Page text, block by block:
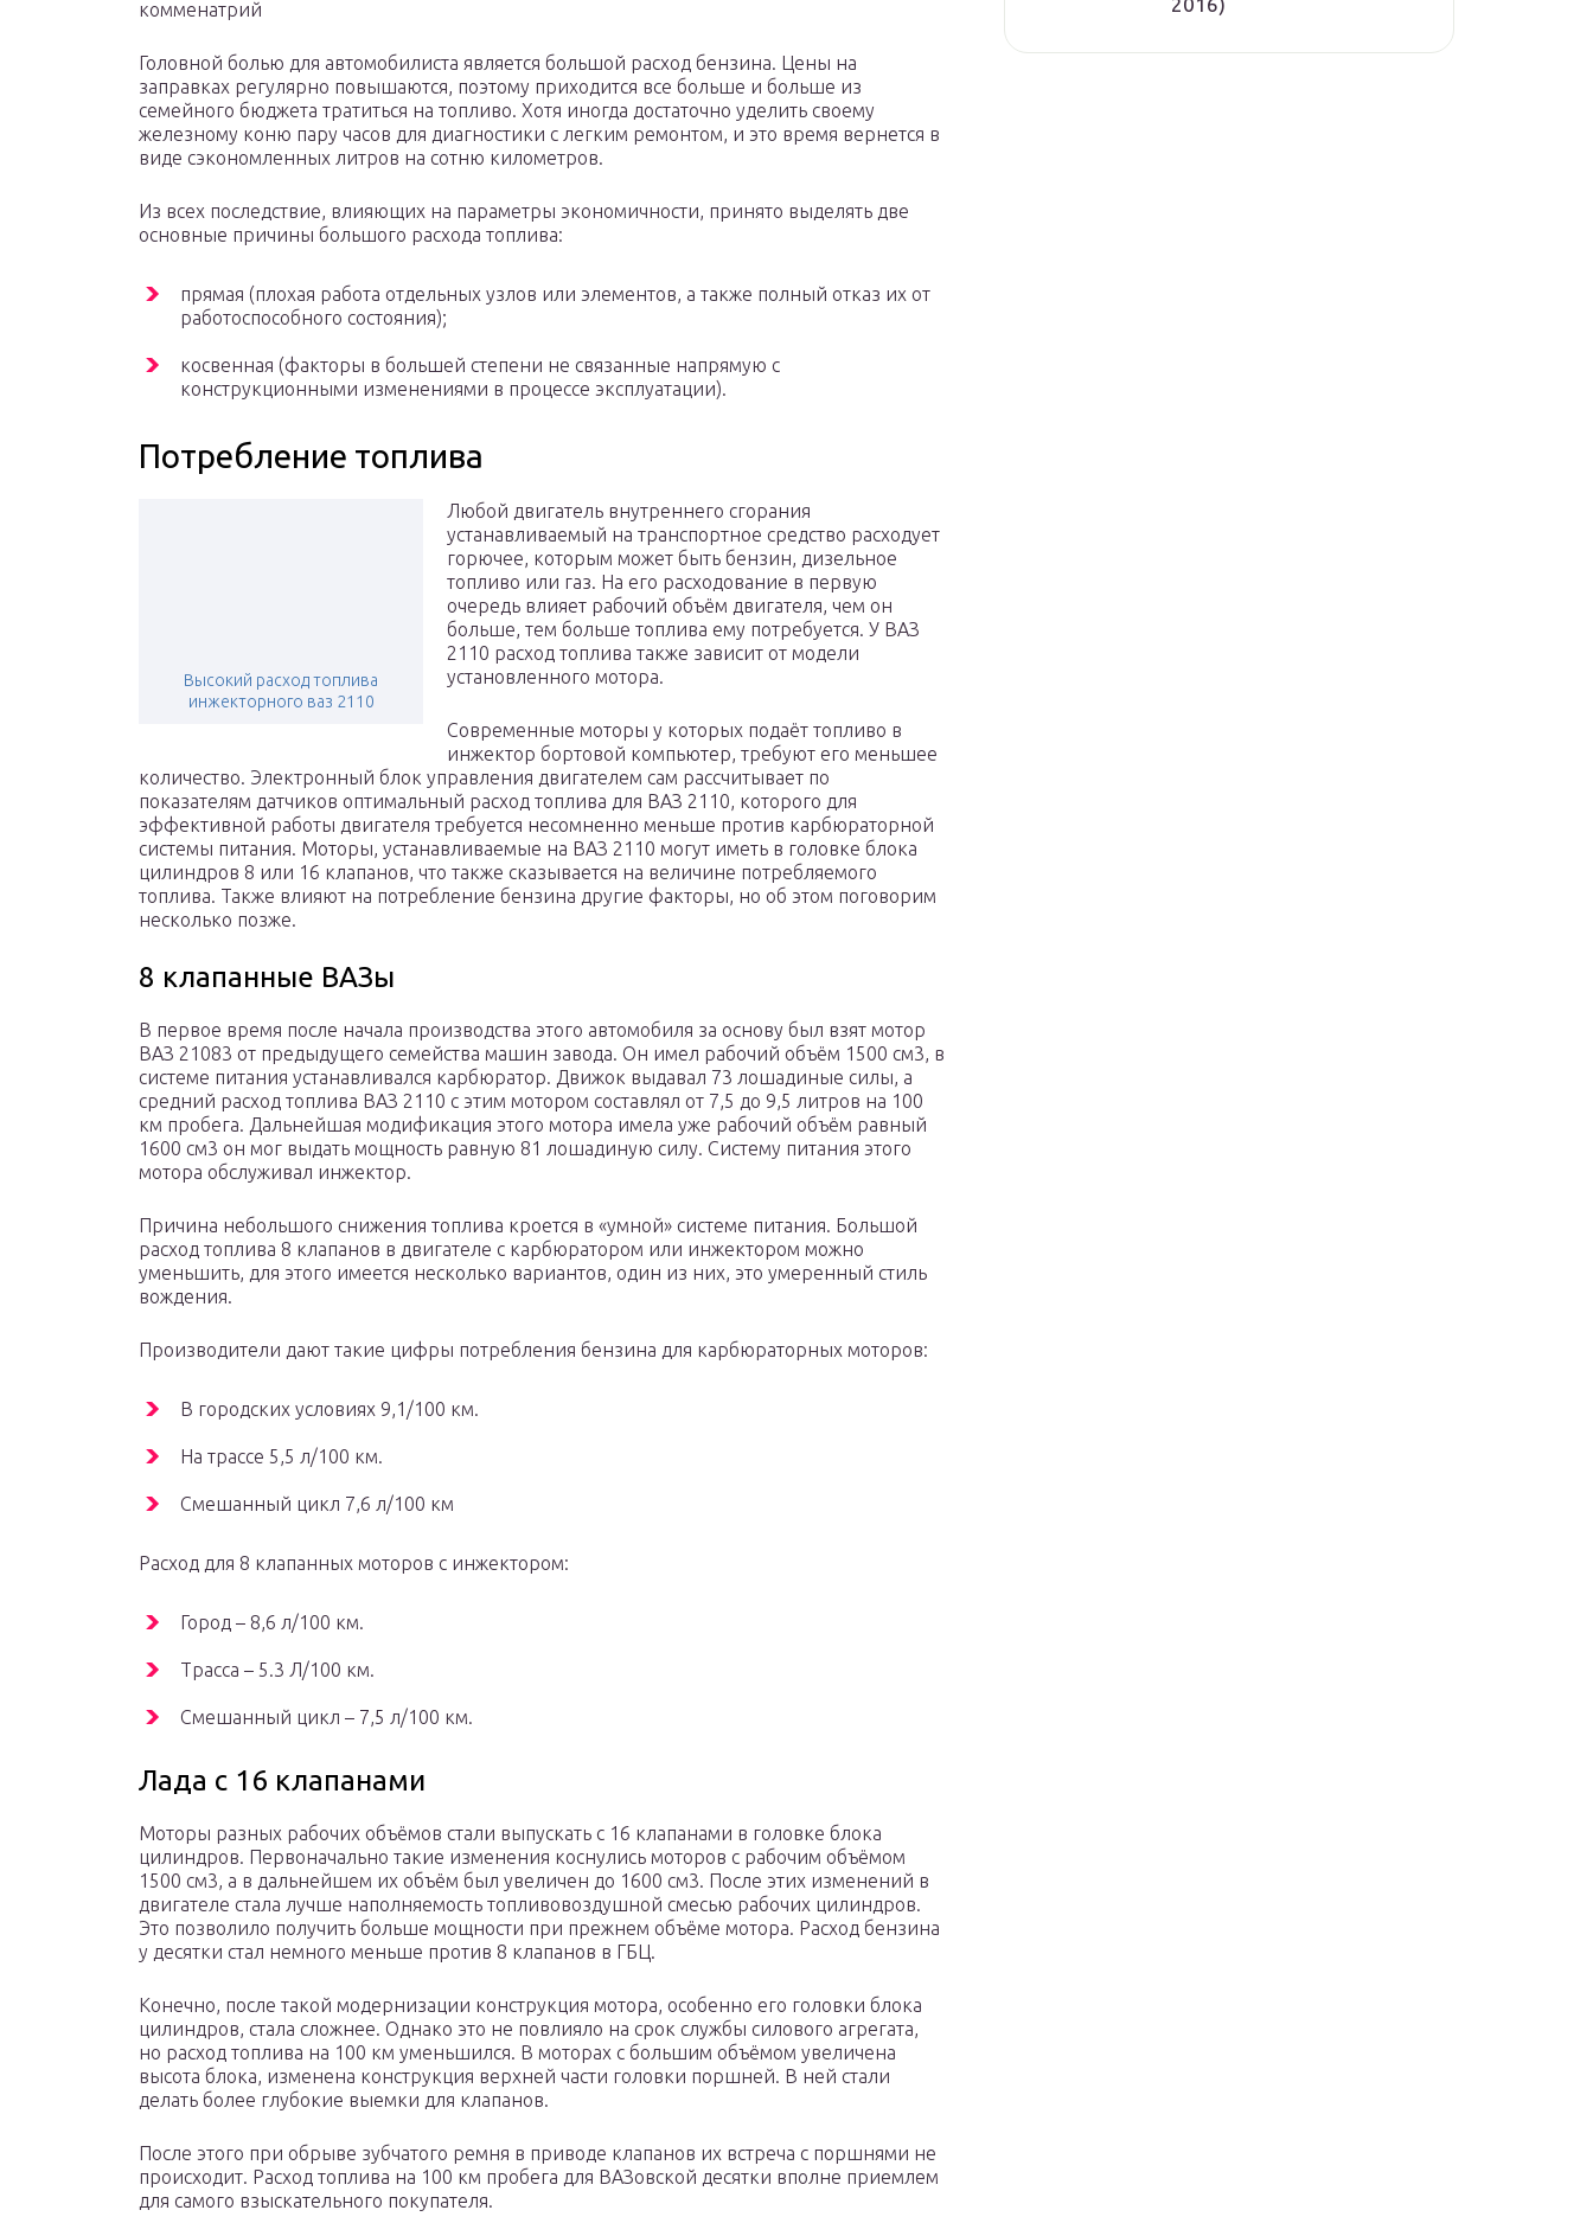
комменатрий
Головной болью для автомобилиста является большой расход бензина. Цены на
заправках регулярно повышаются, поэтому приходится все больше и больше из
семейного бюджета тратиться на топливо. Хотя иногда достаточно уделить своему
железному коню пару часов для диагностики с легким ремонтом, и это время вернется в
виде сэкономленных литров на сотню километров.
Из всех последствие, влияющих на параметры экономичности, принято выделять две
основные причины большого расхода топлива:
прямая (плохая работа отдельных узлов или элементов, а также полный отказ их от
работоспособного состояния);
косвенная (факторы в большей степени не связанные напрямую с
конструкционными изменениями в процессе эксплуатации).
Потребление топлива
Высокий расход топлива
инжекторного ваз 2110
Любой двигатель внутреннего сгорания
устанавливаемый на транспортное средство расходует
горючее, которым может быть бензин, дизельное
топливо или газ. На его расходование в первую
очередь влияет рабочий объём двигателя, чем он
больше, тем больше топлива ему потребуется. У ВАЗ
2110 расход топлива также зависит от модели
установленного мотора.
Современные моторы у которых подаёт топливо в
инжектор бортовой компьютер, требуют его меньшее
количество. Электронный блок управления двигателем сам рассчитывает по
показателям датчиков оптимальный расход топлива для ВАЗ 2110, которого для
эффективной работы двигателя требуется несомненно меньше против карбюраторной
системы питания. Моторы, устанавливаемые на ВАЗ 2110 могут иметь в головке блока
цилиндров 8 или 16 клапанов, что также сказывается на величине потребляемого
топлива. Также влияют на потребление бензина другие факторы, но об этом поговорим
несколько позже.
8 клапанные ВАЗы
В первое время после начала производства этого автомобиля за основу был взят мотор
ВАЗ 21083 от предыдущего семейства машин завода. Он имел рабочий объём 1500 см3, в
системе питания устанавливался карбюратор. Движок выдавал 73 лошадиные силы, а
средний расход топлива ВАЗ 2110 с этим мотором составлял от 7,5 до 9,5 литров на 100
км пробега. Дальнейшая модификация этого мотора имела уже рабочий объём равный
1600 см3 он мог выдать мощность равную 81 лошадиную силу. Систему питания этого
мотора обслуживал инжектор.
Причина небольшого снижения топлива кроется в «умной» системе питания. Большой
расход топлива 8 клапанов в двигателе с карбюратором или инжектором можно
уменьшить, для этого имеется несколько вариантов, один из них, это умеренный стиль
вождения.
Производители дают такие цифры потребления бензина для карбюраторных моторов:
В городских условиях 9,1/100 км.
На трассе 5,5 л/100 км.
Смешанный цикл 7,6 л/100 км
Расход для 8 клапанных моторов с инжектором:
Город – 8,6 л/100 км.
Трасса – 5.3 Л/100 км.
Смешанный цикл – 7,5 л/100 км.
Лада с 16 клапанами
Моторы разных рабочих объёмов стали выпускать с 16 клапанами в головке блока
цилиндров. Первоначально такие изменения коснулись моторов с рабочим объёмом
1500 см3, а в дальнейшем их объём был увеличен до 1600 см3. После этих изменений в
двигателе стала лучше наполняемость топливовоздушной смесью рабочих цилиндров.
Это позволило получить больше мощности при прежнем объёме мотора. Расход бензина
у десятки стал немного меньше против 8 клапанов в ГБЦ.
Конечно, после такой модернизации конструкция мотора, особенно его головки блока
цилиндров, стала сложнее. Однако это не повлияло на срок службы силового агрегата,
но расход топлива на 100 км уменьшился. В моторах с большим объёмом увеличена
высота блока, изменена конструкция верхней части головки поршней. В ней стали
делать более глубокие выемки для клапанов.
После этого при обрыве зубчатого ремня в приводе клапанов их встреча с поршнями не
происходит. Расход топлива на 100 км пробега для ВАЗовской десятки вполне приемлем
для самого взыскательного покупателя.